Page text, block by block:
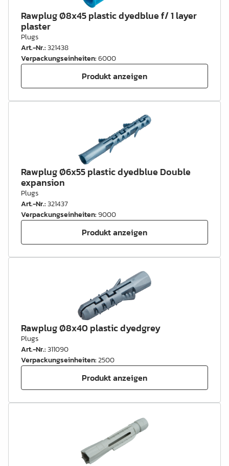
Rawplug Ø8x45 plastic dyedblue f/ 1 layer
plaster
Plugs
Art.-Nr.:321438
Verpackungseinheiten:6000
Produkt anzeigen
Rawplug Ø6x55 plastic dyedblue Double
expansion
Plugs
Art.-Nr.:321437
Verpackungseinheiten:9000
Produkt anzeigen
Rawplug Ø8x40 plastic dyedgrey
Plugs
Art.-Nr.:311090
Verpackungseinheiten:2500
Produkt anzeigen